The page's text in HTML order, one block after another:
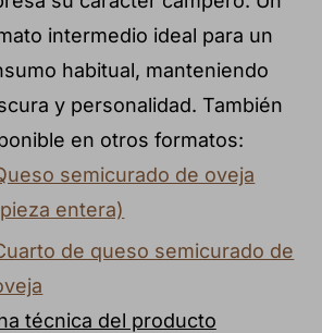
intermedio ideal para un
habitual, manteniendo
y personalidad. También
en otros formatos:
semicurado de oveja
entera)
de queso semicurado de
técnica del producto